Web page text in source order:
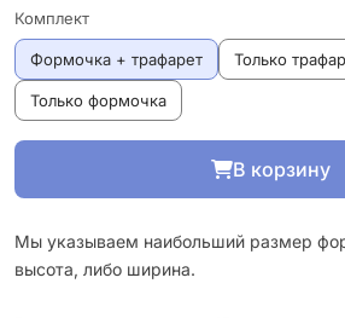
Комплект
Формочка + трафарет Только
Только формочка
В корзину
Мы указываем наибольший размер
высота, либо ширина.